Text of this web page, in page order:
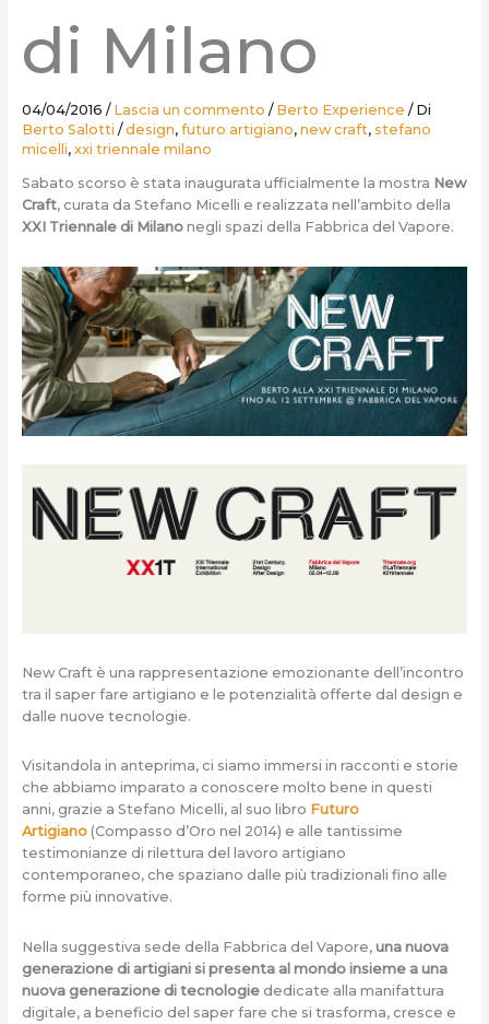
di Milano
04/04/2016 / Lascia un commento / Berto Experience / Di
Berto Salotti /design, futuro artigiano, new craft, stefano
micelli, xxi triennale milano
Sabato scorso è stata inaugurata ufficialmente la mostra New
Craft, curata da Stefano Micelli e realizzata nell’ambito della
XXI Triennale di Milanonegli spazi della Fabbrica del Vapore.
New Craft è una rappresentazione emozionante dell’incontro
tra il saper fare artigiano e le potenzialità offerte dal design e
dalle nuove tecnologie.
Visitandola in anteprima, ci siamo immersi in racconti e storie
che abbiamo imparato a conoscere molto bene in questi
anni, grazie a Stefano Micelli, al suo libro Futuro
Artigiano(Compasso d’Oro nel 2014) e alle tantissime
testimonianze di rilettura del lavoro artigiano
contemporaneo, che spaziano dalle più tradizionali fino alle
forme più innovative.
Nella suggestiva sede della Fabbrica del Vapore, una nuova
generazione di artigiani si presenta al mondo insieme a una
nuova generazione di tecnologiededicate alla manifattura
digitale, a beneficio del saper fare che si trasforma, cresce e